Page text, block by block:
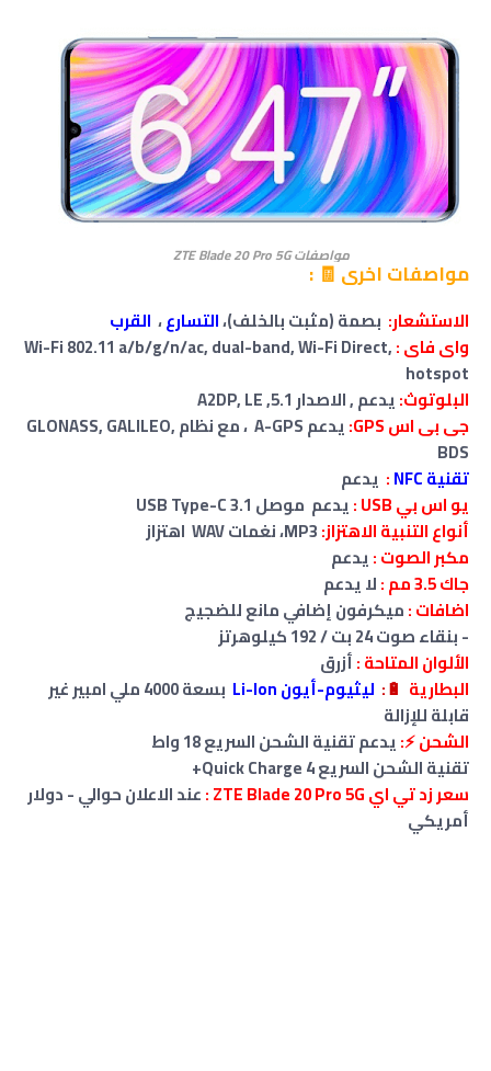
مواصفات ZTE Blade 20 Pro 5G
مواصفات اخرى 🧾 :
الاستشعار: بصمة (مثبت بالخلف)،التسارع، القرب
واى فاى :Wi-Fi 802.11 a/b/g/n/ac, dual-band, Wi-Fi Direct,
hotspot
البلوتوث:يدعم , الاصدار 5.1, A2DP, LE
جى بى اس GPS:
يدعمA-GPS
، مع نظام GLONASS, GALILEO,
BDS
تقنية NFC
: يدعم
يو اس بي USB :
يدعم موصل USB Type-C 3.1
أنواع التنبية الاهتزاز:
مكبر الصوت :يدعم
جاك 3.5 مم :
لايدعم
اضافات :ميكرفون إضافي مانع للضجيج
- بنقاء صوت24بت / 192 كيلوهرتز
الألوان المتاحة :أزرق
البطارية 🔋
: ليثيوم-أيون Li-Ion بسعة
4000 ملي امبير غير
قابلة للإزالة
الشحن ⚡:يدعم تقنية الشحن السريع 18 واط
تقنية الشحن السريع Quick Charge 4+
سعر زد تي اي ZTE Blade 20 Pro 5G :
عند الاعلان حوالي - دولار
أمريكي